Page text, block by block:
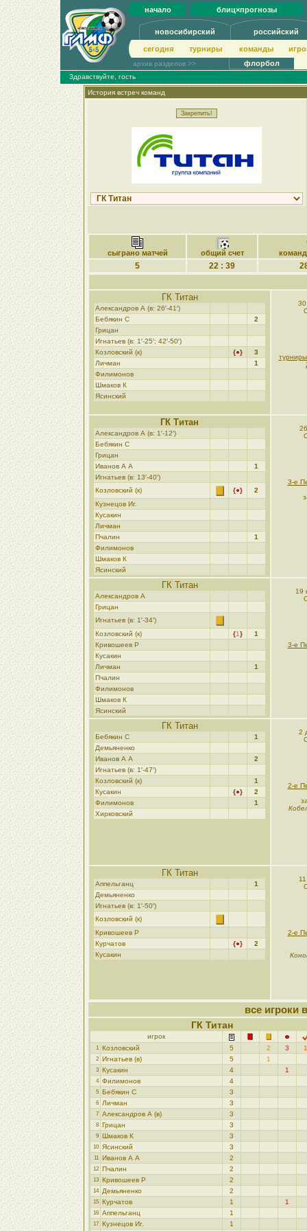
начало блиц×прогнозы
новосибирский российский
сегодня турниры команды
архив разделов >> флорбол
Здравствуйте, гость
История встреч команд
сыграно матчей общий счет
5 22 : 39
ГК Титан
Александров А (в: 26′-41′)
Бебякин C
2
Грицан
Игнатьев (в: 1′-25′; 42′-50′)
Козловский (к)
{●}
3
Личман
1
Филимонов
Шмаков К
Ясинский
ГК Титан
Александров А (в: 1′-12′)
Бебякин C
Грицан
Иванов А А
1
Игнатьев (в: 13′-40′)
Козловский (к)
{●}
2
Кузнецов Иг.
Кусакин
Личман
Пчалин
1
Филимонов
Шмаков К
Ясинский
3-е
ГК Титан
Александров А
Грицан
Игнатьев (в: 1′-34′)
Козловский (к)
{1}
1
Кривошеев Р
Кусакин
Личман
1
Пчалин
Филимонов
Шмаков К
Ясинский
19
3-е
ГК Титан
Бебякин C
1
Демьяненко
Иванов А А
2
Игнатьев (в: 1′-47′)
Козловский (к)
1
Кусакин
{●}
2
Филимонов
1
Хирковский
2
2-е
ГК Титан
Аппельганц
1
Демьяненко
Игнатьев (в: 1′-50′)
Козловский (к)
Кривошеев Р
Курчатов
{●}
2
Кусакин
2-е
все игроки
ГК Титан
игрок
1 Козловский 5 2 3 1
2 Игнатьев (в) 5 1
3 Кусакин 4 1
4 Филимонов 4
5 Бебякин C 3
6 Личман 3
7 Александров А (в) 3
8 Грицан 3
9 Шмаков К 3
10 Ясинский 3
11 Иванов А А 2
12 Пчалин 2
13 Кривошеев Р 2
14 Демьяненко 2
15 Курчатов 1 1
16 Аппельганц 1
17 Кузнецов Иг. 1